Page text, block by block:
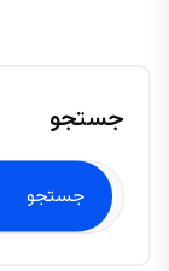
جستجو
جستجو